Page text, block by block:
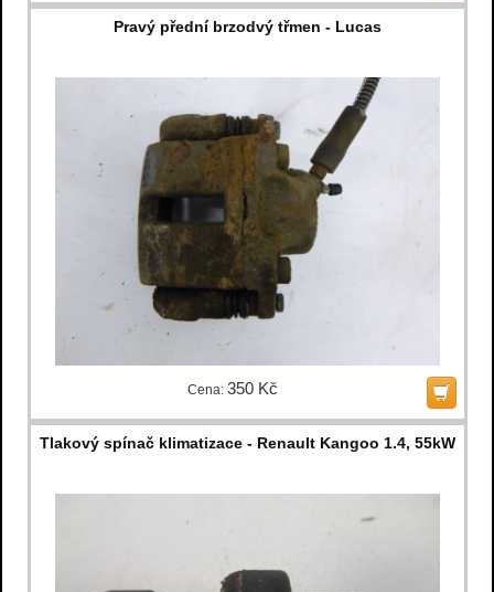
Pravý přední brzodvý třmen - Lucas
Cena: 350 Kč
Tlakový spínač klimatizace - Renault Kangoo 1.4, 55kW